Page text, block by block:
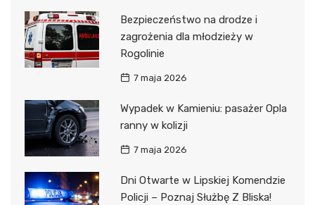
Bezpieczeństwo na drodze i
zagrożenia dla młodzieży w
Rogolinie
7 maja 2026
Wypadek w Kamieniu: pasażer Opla
ranny w kolizji
7 maja 2026
Dni Otwarte w Lipskiej Komendzie
Policji – Poznaj Służbę Z Bliska!